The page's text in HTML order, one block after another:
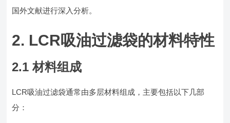
国外文献进行深入分析。
2. LCR吸油过滤袋的材料特性
2.1 材料组成
LCR吸油过滤袋通常由多层材料组成，主要包括以下几部
分：